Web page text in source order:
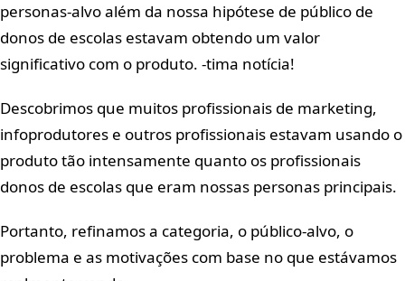
personas-alvo além da nossa hipótese de público de
donos de escolas estavam obtendo um valor
significativo com o produto. -tima notícia!
Descobrimos que muitos profissionais de marketing,
infoprodutores e outros profissionais estavam usando o
produto tão intensamente quanto os profissionais
donos de escolas que eram nossas personas principais.
Portanto, refinamos a categoria, o público-alvo, o
problema e as motivações com base no que estávamos